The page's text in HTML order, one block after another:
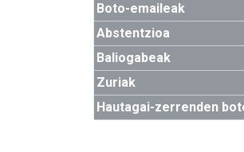
Boto-emaileak
Abstentzioa
Baliogabeak
Zuriak
Hautagai-zerrenden